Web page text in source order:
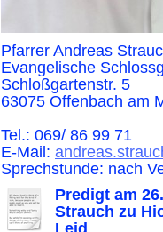
Pfarrer Andreas
Evangelische
Schloßgartenstr. 5
63075 Offenbach am
Tel.: 069/ 86 99 71
E-Mail:
Sprechstunde: nach
Predigt am
Strauch zu
Leid